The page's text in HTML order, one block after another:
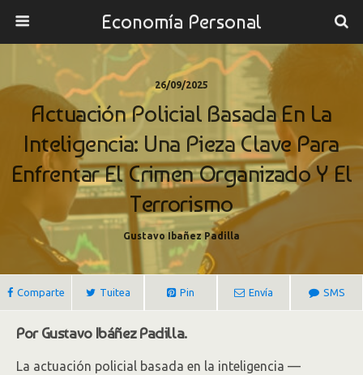
Economía Personal
26/09/2025
Actuación Policial Basada En La
Inteligencia: Una Pieza Clave Para
Enfrentar El Crimen Organizado Y El
Terrorismo
Gustavo Ibañez Padilla
Comparte Tuitea Pin Envía SMS
Por Gustavo Ibáñez Padilla.
La actuación policial basada en la inteligencia —